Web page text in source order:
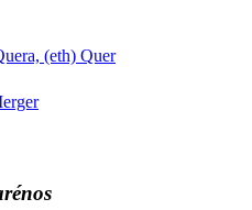
(eth) Quer